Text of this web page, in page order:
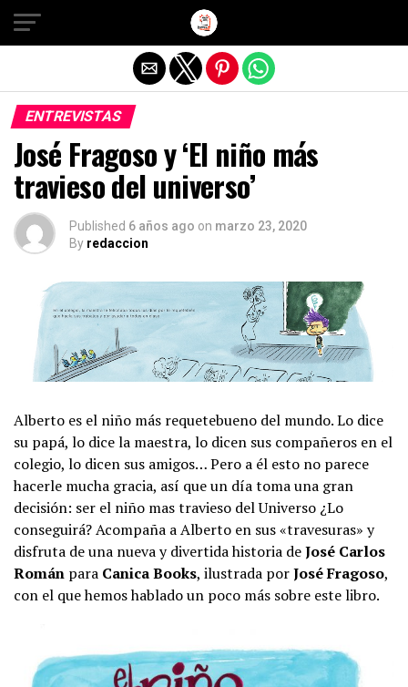
ENTREVISTAS
José Fragoso y ‘El niño más
travieso del universo’
Published 6 años ago on marzo 23, 2020
By redaccion
Alberto es el niño más requetebueno del mundo. Lo dice
su papá, lo dice la maestra, lo dicen sus compañeros en el
colegio, lo dicen sus amigos… Pero a él esto no parece
hacerle mucha gracia, así que un día toma una gran
decisión: ser el niño mas travieso del Universo ¿Lo
conseguirá? Acompaña a Alberto en sus «travesuras» y
disfruta de una nueva y divertida historia deJosé Carlos
Román para Canica Books, ilustrada porJosé Fragoso,
con el que hemos hablado un poco más sobre este libro.
Salir de la versión móvil